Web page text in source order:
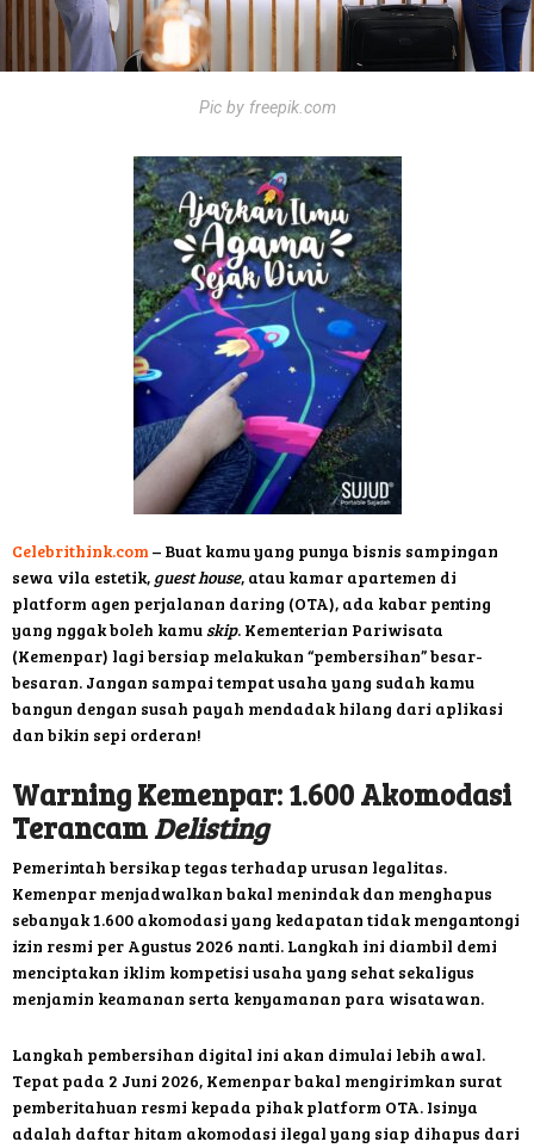
Pic by freepik.com
Celebrithink.com – Buat kamu yang punya bisnis sampingan
sewa vila estetik, guest house, atau kamar apartemen di
platform agen perjalanan daring (OTA), ada kabar penting
yang nggak boleh kamu skip. Kementerian Pariwisata
(Kemenpar) lagi bersiap melakukan “pembersihan” besar-
besaran. Jangan sampai tempat usaha yang sudah kamu
bangun dengan susah payah mendadak hilang dari aplikasi
dan bikin sepi orderan!
Warning Kemenpar: 1.600 Akomodasi
TerancamDelisting
Pemerintah bersikap tegas terhadap urusan legalitas.
Kemenpar menjadwalkan bakal menindak dan menghapus
sebanyak 1.600 akomodasi yang kedapatan tidak mengantongi
izin resmi per Agustus 2026 nanti. Langkah ini diambil demi
menciptakan iklim kompetisi usaha yang sehat sekaligus
menjamin keamanan serta kenyamanan para wisatawan.
Langkah pembersihan digital ini akan dimulai lebih awal.
Tepat pada 2 Juni 2026, Kemenpar bakal mengirimkan surat
pemberitahuan resmi kepada pihak platform OTA. Isinya
adalah daftar hitam akomodasi ilegal yang siap dihapus dari